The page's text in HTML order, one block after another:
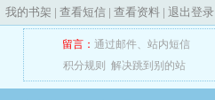
我的书架 | 查看短信 | 查看资料 | 退出登录
留言： 通过邮件、 站内短信
积分规则
解决跳到别的站